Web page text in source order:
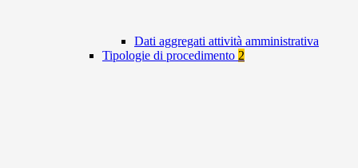
Dati aggregati attività amministrativa
Tipologie di procedimento 2